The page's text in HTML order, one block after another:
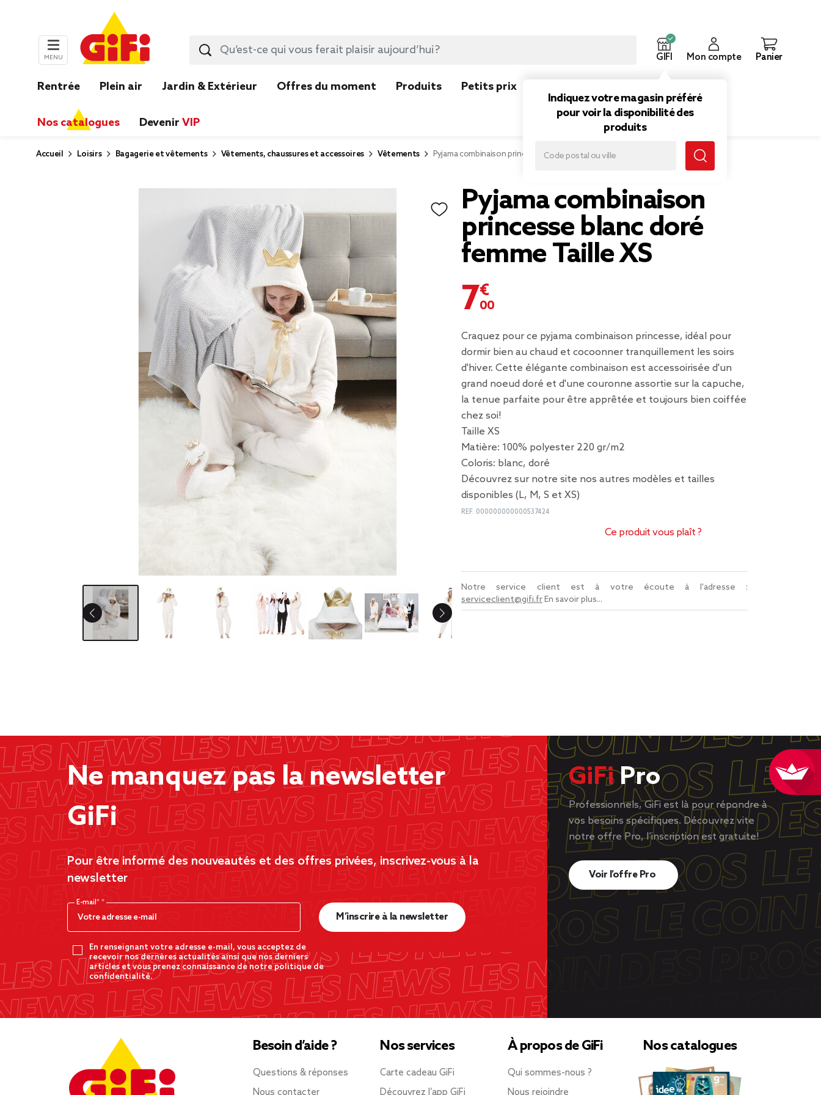
MENU GIFI
Indiquez votre magasin préféré
pour voir la disponibilité des
produits
Mon compte Panier
Rentrée Plein air Jardin & Extérieur Offres du moment Produits Petits prix
Nos catalogues Devenir VIP
Accueil Loisirs Bagagerie et vêtements Vêtements, chaussures et accessoires Vêtements Pyjama combinaison princesse blanc doré femme Taille XS
Pyjama combinaison
princesse blanc doré
femme Taille XS
7,00 €
Craquez pour ce pyjama combinaison princesse, idéal pour
dormir bien au chaud et cocoonner tranquillement les soirs
d'hiver. Cette élégante combinaison est accessoirisée d'un
grand noeud doré et d'une couronne assortie sur la capuche,
la tenue parfaite pour être apprêtée et toujours bien coiffée
chez soi!
Taille XS
Matière: 100% polyester 220 gr/m2
Coloris: blanc, doré
Découvrez sur notre site nos autres modèles et tailles
disponibles (L, M, S et XS)
REF. 000000000000537424
Ce produit vous plaît ?
Notre service client est à votre écoute à l'adresse :
serviceclient@gifi.frEn savoir plus...
Ne manquez pas la newsletter
GiFi
Pour être informé des nouveautés et des offres privées, inscrivez-vous à la
newsletter
E-mail*
En renseignant votre adresse e-mail, vous acceptez de
recevoir nos dernères actualités ainsi que nos derniers
articles et vous prenez connaissance de notre politique de
confidentialité.
M’inscrire à la newsletter
GiFiPro
Professionnels, GiFi est là pour répondre à
vos besoins spécifiques. Découvrez vite
notre offre Pro, l’inscription est gratuite!
Voir l’offre Pro
Besoin d’aide ?
Questions & réponses
Nous contacter
Nos services
Carte cadeau GiFi
Découvrez l’app GiFi
À propos de GiFi
Qui sommes-nous ?
Nous rejoindre
Nos catalogues